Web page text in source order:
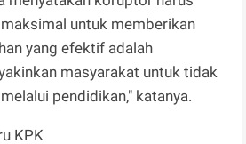
untuk memberikan
yang efektif adalah
masyarakat untuk tidak
pendidikan," katanya.
KPK